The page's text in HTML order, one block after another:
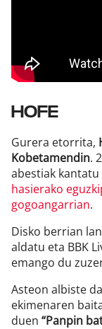
HOFE
Gurera etorrita,
Kobetamendin.
abestiak
hasierako
gogoangarrian.
Disko berrian
aldatu eta BBK
emango du
Asteon albiste
ekimenaren
duen “Panpin